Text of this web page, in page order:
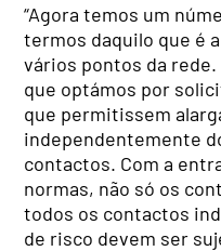
“Agora temos um
termos daquilo que é
vários pontos da
que optámos por
que permitissem
independentemente
contactos. Com a
normas, não só os
todos os contactos
de risco devem ser